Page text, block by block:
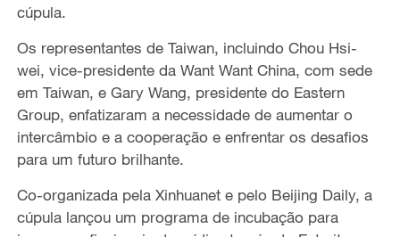
cúpula.
Os representantes de Taiwan, incluindo Chou Hsi-
wei, vice-presidente da Want Want China, com sede
em Taiwan, e Gary Wang, presidente do Eastern
Group, enfatizaram a necessidade de aumentar o
intercâmbio e a cooperação e enfrentar os desafios
para um futuro brilhante.
Co-organizada pela Xinhuanet e pelo Beijing Daily, a
cúpula lançou um programa de incubação para